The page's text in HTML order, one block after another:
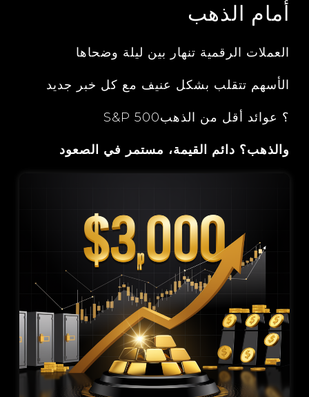
أمام الذهب
العملات الرقمية تنهار بين ليلة وضحاها
الأسهم تتقلب بشكل عنيف مع كل خبر جديد
S&P 500؟ عوائد أقل من الذهب
والذهب؟ دائم القيمة، مستمر في الصعود